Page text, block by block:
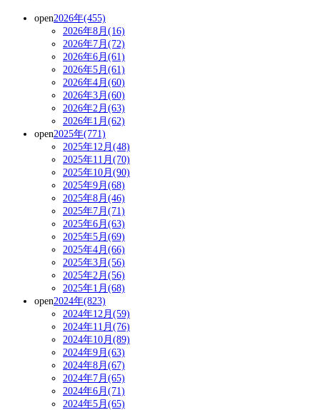
open2026年(455)
2026年8月(16)
2026年7月(72)
2026年6月(61)
2026年5月(61)
2026年4月(60)
2026年3月(60)
2026年2月(63)
2026年1月(62)
open2025年(771)
2025年12月(48)
2025年11月(70)
2025年10月(90)
2025年9月(68)
2025年8月(46)
2025年7月(71)
2025年6月(63)
2025年5月(69)
2025年4月(66)
2025年3月(56)
2025年2月(56)
2025年1月(68)
open2024年(823)
2024年12月(59)
2024年11月(76)
2024年10月(89)
2024年9月(63)
2024年8月(67)
2024年7月(65)
2024年6月(71)
2024年5月(65)